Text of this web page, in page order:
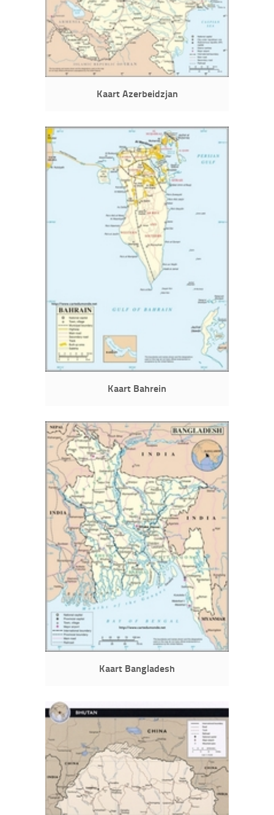
Kaart Azerbeidzjan
Kaart Bahrein
Kaart Bangladesh